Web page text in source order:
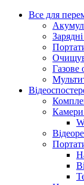
Все для
Зарядні
Газове
Камери